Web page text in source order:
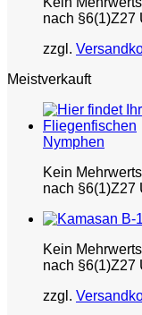
nach §6(1)Z27
zzgl.
Meistverkauft
Nymphen
Kein
nach §6(1)Z27
Kein
nach §6(1)Z27
zzgl.